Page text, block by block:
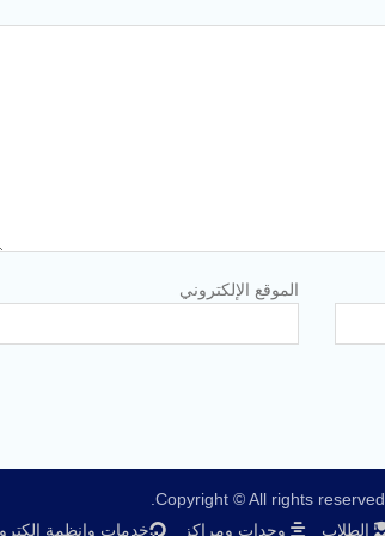
الموقع الإلكتروني
Copyright © All rights reserved.
الطلاب وحدات ومراكز خدمات وانظمة